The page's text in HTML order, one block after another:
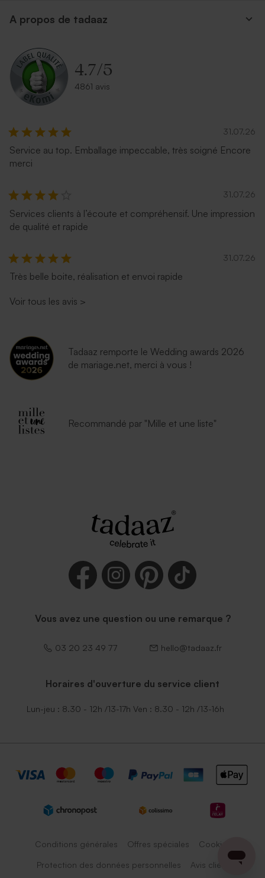
A propos de tadaaz
4.7/5
4861 avis
31.07.26
Service au top. Emballage impeccable, très soigné Encore
merci
31.07.26
Services clients à l’écoute et compréhensif. Une impression
de qualité et rapide
31.07.26
Très belle boite, réalisation et envoi rapide
Voir tous les avis >
Tadaaz remporte le Wedding awards 2026
de mariage.net, merci à vous !
Recommandé par "Mille et une liste"
Vous avez une question ou une remarque ?
03 20 23 49 77 hello@tadaaz.fr
Horaires d'ouverture du service client
Lun-jeu : 8.30 - 12h /13-17h Ven : 8.30 - 12h /13-16h
Conditions générales Offres spéciales Cookies
Protection des données personnelles Avis client